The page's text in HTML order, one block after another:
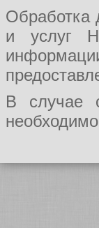
Обработка
и услуг
В случае